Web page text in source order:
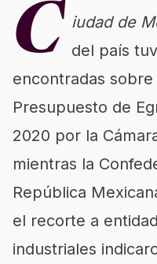
C iudad de
del país
encontradas
Presupuesto de
2020 por la
mientras la
República
el recorte a
industriales